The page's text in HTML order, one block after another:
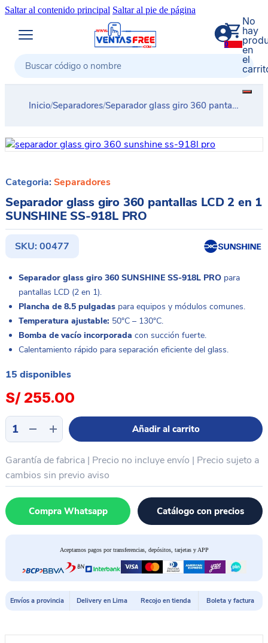
Saltar al contenido principal Saltar al pie de página
Buscar
0
No
hay
en
el
Inicio/Separadores/Separador glass giro 360 pantallas LCD 2 en 1 SUNSHINE SS-918L PRO
Categoria: Separadores
Separador glass giro 360 pantallas LCD 2 en 1
SUNSHINE SS-918L PRO
SKU: 00477
Separador glass giro 360 SUNSHINE SS-918L PRO para
pantallas LCD (2 en 1).
Plancha de 8.5 pulgadas para equipos y módulos comunes.
Temperatura ajustable: 50°C – 130°C.
Bomba de vacío incorporada con succión fuerte.
Calentamiento rápido para separación eficiente del glass.
15 disponibles
S/ 255.00
Separador
glass
360
pantallas
LCD
2
en
918L
cantidad
Añadir al carrito
Garantía de fabrica | Precio no incluye envío | Precio sujeto a
cambios sin previo aviso
Compra Whatsapp Catálogo con precios
Aceptamos pagos por transferencias, depósitos, tarjetas y APP
Envíos a provincia Delivery en Lima Recojo en tienda Boleta y factura